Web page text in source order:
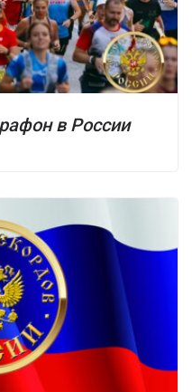
в России